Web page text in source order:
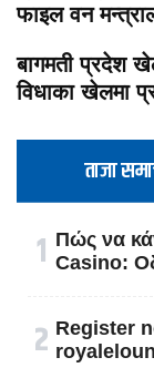
फाइल वन
बागमती प्रदेश
विधाका खेलमा
ताजा
१ Πώς να
Casino:
२ Register